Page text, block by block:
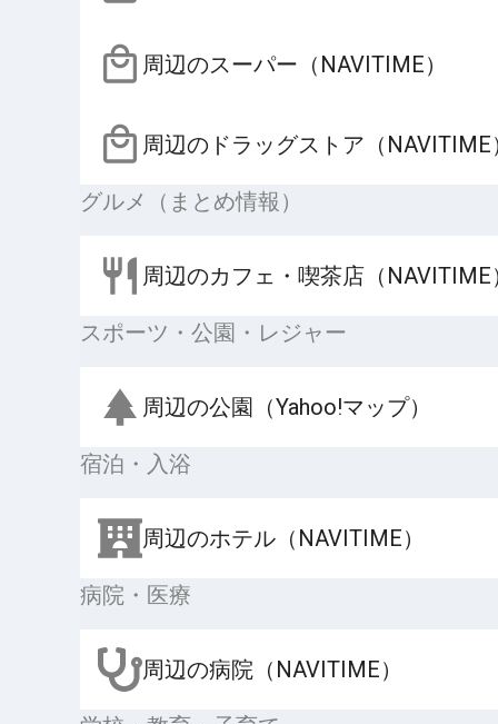
周辺のスーパー（NAVITIME）
周辺のドラッグストア（NAVITIME
グルメ（まとめ情報）
周辺のカフェ・喫茶店（NAVITIME
スポーツ・公園・レジャー
周辺の公園（Yahoo!マップ）
宿泊・入浴
周辺のホテル（NAVITIME）
病院・医療
周辺の病院（NAVITIME）